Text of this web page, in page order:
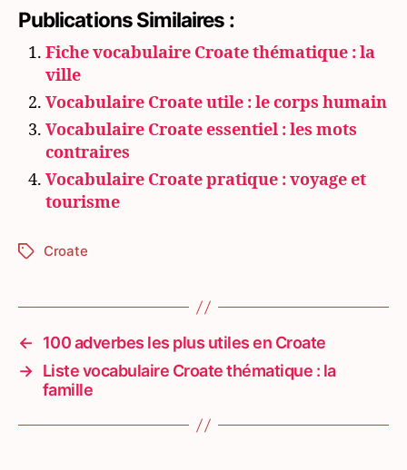
Publications Similaires :
Fiche vocabulaire Croate thématique : la
ville
Vocabulaire Croate utile : le corps humain
Vocabulaire Croate essentiel : les mots
contraires
Vocabulaire Croate pratique : voyage et
tourisme
Étiquettes
Croate
←
100 adverbes les plus utiles en Croate
→ Liste vocabulaire Croate thématique : la
famille